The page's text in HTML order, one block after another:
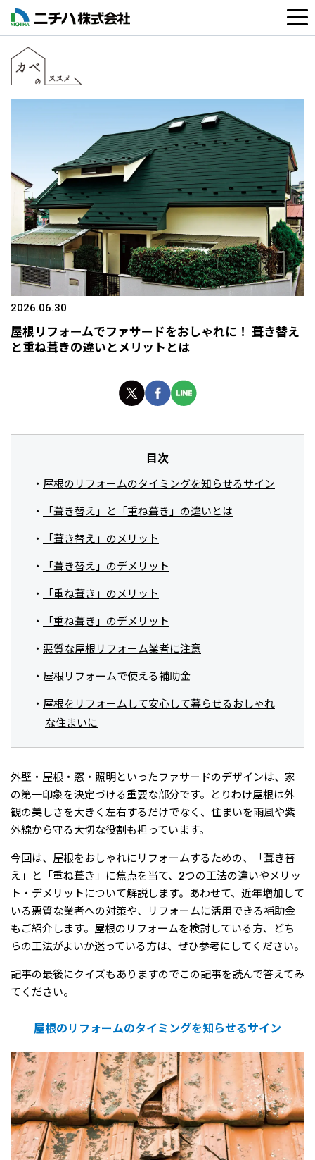
2026.06.30
屋根リフォームでファサードをおしゃれに！ 葺き替え
と重ね葺きの違いとメリットとは
目次
屋根のリフォームのタイミングを知らせるサイン
「葺き替え」と「重ね葺き」の違いとは
「葺き替え」のメリット
「葺き替え」のデメリット
「重ね葺き」のメリット
「重ね葺き」のデメリット
悪質な屋根リフォーム業者に注意
屋根リフォームで使える補助金
屋根をリフォームして安心して暮らせるおしゃれ
な住まいに
外壁・屋根・窓・照明といったファサードのデザインは、家
の第一印象を決定づける重要な部分です。とりわけ屋根は外
観の美しさを大きく左右するだけでなく、住まいを雨風や紫
外線から守る大切な役割も担っています。
今回は、屋根をおしゃれにリフォームするための、「葺き替
え」と「重ね葺き」に焦点を当て、2つの工法の違いやメリッ
ト・デメリットについて解説します。あわせて、近年増加して
いる悪質な業者への対策や、リフォームに活用できる補助金
もご紹介します。屋根のリフォームを検討している方、どち
らの工法がよいか迷っている方は、ぜひ参考にしてください。
記事の最後にクイズもありますのでこの記事を読んで答えてみ
てください。
屋根のリフォームのタイミングを知らせるサイン